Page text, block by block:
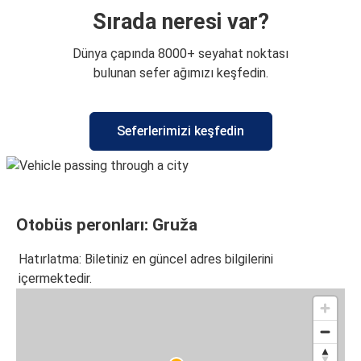
Sırada neresi var?
Dünya çapında 8000+ seyahat noktası
bulunan sefer ağımızı keşfedin.
Seferlerimizi keşfedin
Otobüs peronları: Gruža
Hatırlatma: Biletiniz en güncel adres bilgilerini
içermektedir.